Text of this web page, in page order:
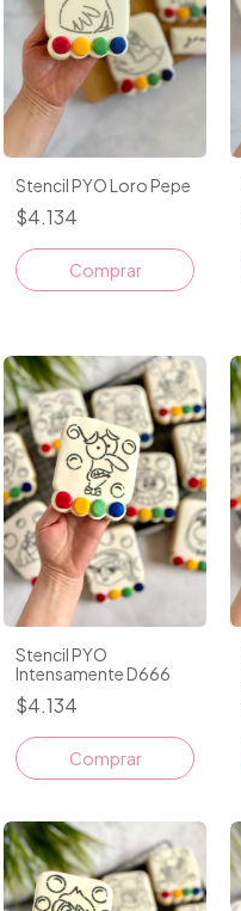
Stencil PYO Loro Pepe
$4.134
Comprar
Stencil PYO
Intensamente D666
$4.134
Comprar